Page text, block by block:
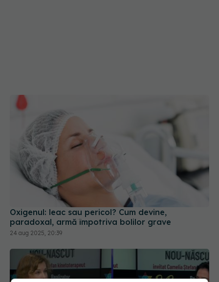
Oxigenul: leac sau pericol? Cum devine,
paradoxal, armă împotriva bolilor grave
24 aug 2025, 20:39